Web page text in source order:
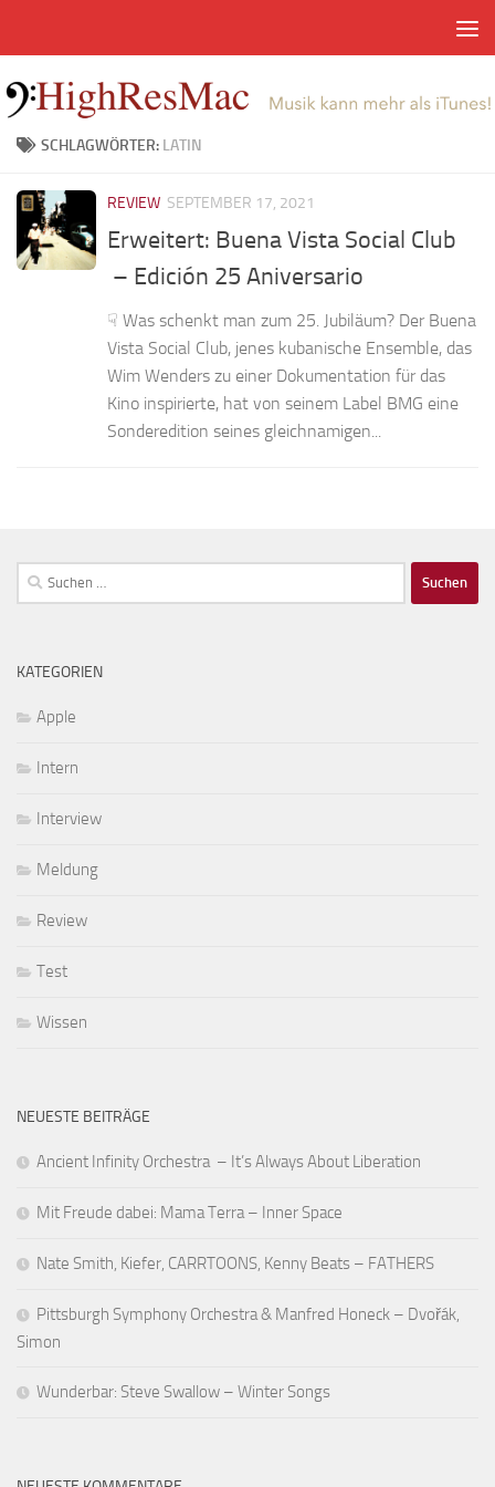
SCHLAGWÖRTER: LATIN
REVIEW SEPTEMBER 17, 2021
Erweitert: Buena Vista Social Club
– Edición 25 Aniversario
☟ Was schenkt man zum 25. Jubiläum? Der Buena
Vista Social Club, jenes kubanische Ensemble, das
Wim Wenders zu einer Dokumentation für das
Kino inspirierte, hat von seinem Label BMG eine
Sonderedition seines gleichnamigen...
Suchen
nach:
KATEGORIEN
Apple
Intern
Interview
Meldung
Review
Test
Wissen
NEUESTE BEITRÄGE
Ancient Infinity Orchestra – It’s Always About Liberation
Mit Freude dabei: Mama Terra – Inner Space
Nate Smith, Kiefer, CARRTOONS, Kenny Beats – FATHERS
Pittsburgh Symphony Orchestra & Manfred Honeck – Dvořák,
Simon
Wunderbar: Steve Swallow – Winter Songs